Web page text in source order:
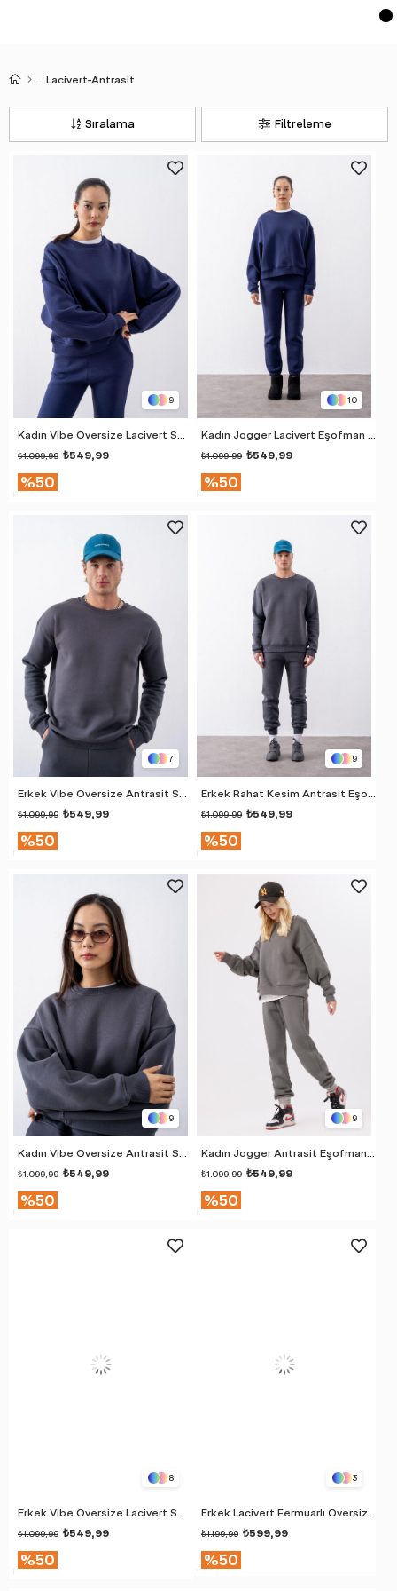
Lacivert-Antrasit
Filtreleme
Sıralama
9
₺549,99
₺1.099,99
%50
10
₺549,99
₺1.099,99
%50
7
Erkek Vibe Oversize Antrasit Sweatshirt
₺549,99
₺1.099,99
%50
9
Erkek Rahat Kesim Antrasit Eşofman Alt
₺549,99
₺1.099,99
%50
9
₺549,99
₺1.099,99
%50
9
₺549,99
₺1.099,99
%50
8
₺549,99
₺1.099,99
%50
3
₺599,99
₺1.199,99
%50